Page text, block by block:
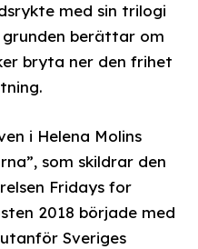
med sin trilogi
grunden berättar om
bryta ner den frihet
i Helena Molins
som skildrar den
Fridays for
2018 började med
Sveriges